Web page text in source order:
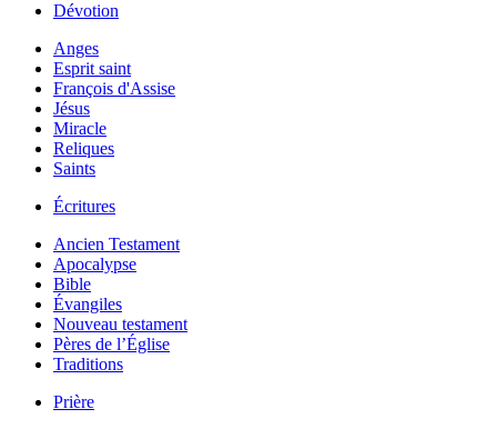
Dévotion
Anges
Esprit saint
François d'Assise
Jésus
Miracle
Reliques
Saints
Écritures
Ancien Testament
Apocalypse
Bible
Évangiles
Nouveau testament
Pères de l’Église
Traditions
Prière